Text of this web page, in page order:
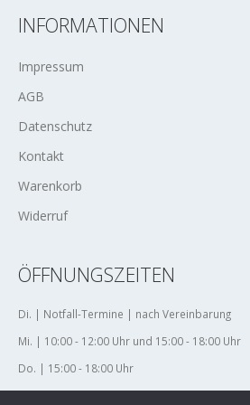
INFORMATIONEN
Impressum
AGB
Datenschutz
Kontakt
Warenkorb
Widerruf
ÖFFNUNGSZEITEN
Di. | Notfall-Termine | nach Vereinbarung
Mi. | 10:00 - 12:00 Uhr und 15:00 - 18:00 Uhr
Do. | 15:00 - 18:00 Uhr
Fr. | 10:00 - 12:00 Uhr und 15:00 - 18:00 Uhr